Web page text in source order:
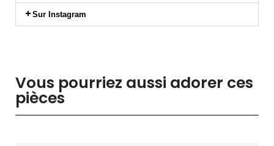
Sur Instagram
Vous pourriez aussi adorer ces
pièces